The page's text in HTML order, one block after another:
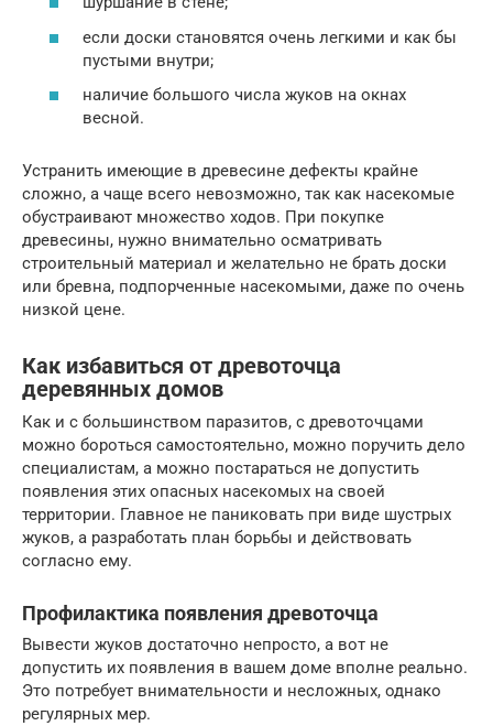
если доски становятся очень легкими и как бы
пустыми внутри;
наличие большого числа жуков на окнах
весной.
Устранить имеющие в древесине дефекты крайне
сложно, а чаще всего невозможно, так как насекомые
обустраивают множество ходов. При покупке
древесины, нужно внимательно осматривать
строительный материал и желательно не брать доски
или бревна, подпорченные насекомыми, даже по очень
низкой цене.
Как избавиться от древоточца
деревянных домов
Как и с большинством паразитов, с древоточцами
можно бороться самостоятельно, можно поручить дело
специалистам, а можно постараться не допустить
появления этих опасных насекомых на своей
территории. Главное не паниковать при виде шустрых
жуков, а разработать план борьбы и действовать
согласно ему.
Профилактика появления древоточца
Вывести жуков достаточно непросто, а вот не
допустить их появления в вашем доме вполне реально.
Это потребует внимательности и несложных, однако
регулярных мер.